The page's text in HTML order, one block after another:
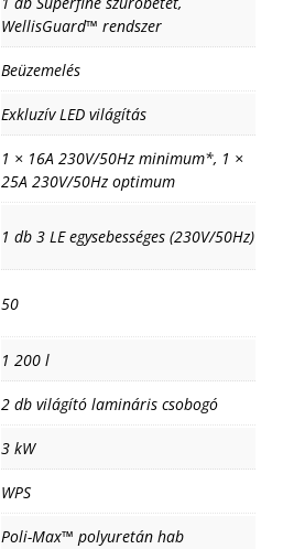
WellisGuard™ rendszer
Beüzemelés
Exkluzív LED világítás
1 × 16A 230V/50Hz minimum*, 1 ×
25A 230V/50Hz optimum
1 db 3 LE egysebességes (230V/50Hz)
50
1 200 l
2 db világító lamináris csobogó
3 kW
WPS
Poli-Max™ polyuretán hab